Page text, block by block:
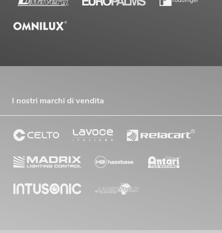
I nostri marchi di vendita